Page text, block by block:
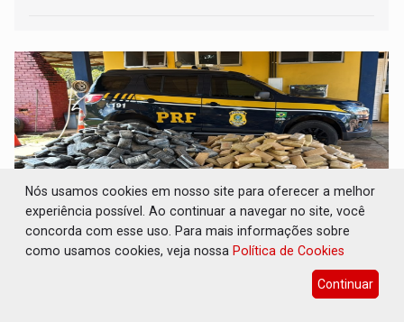
BR-364: Polícia apreende mais de uma
tonelada de drogas em fundo falso de
Nós usamos cookies em nosso site para oferecer a melhor
experiência possível. Ao continuar a navegar no site, você
concorda com esse uso. Para mais informações sobre
como usamos cookies, veja nossa Política de Cookies
Continuar